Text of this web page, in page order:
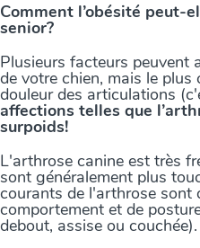
Comment l’obésité peut-
senior?
Plusieurs facteurs peuvent
de votre chien, mais le
douleur des articulations
affections telles que
surpoids!
L'arthrose canine est très
sont généralement plus
courants de l'arthrose sont
comportement et de
debout, assise ou couchée).